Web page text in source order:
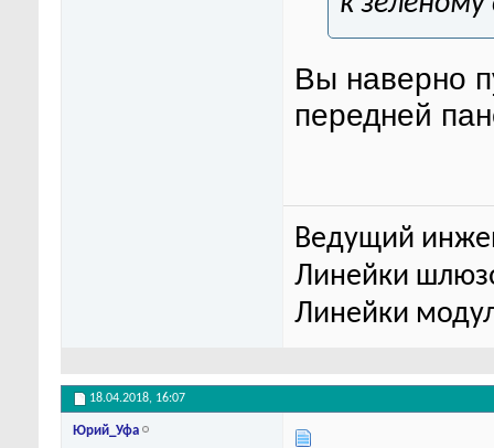
Вы наверно
передней
Ведущий
Линейки
Линейки
18.04.2018, 16:07
Юрий_Уфа